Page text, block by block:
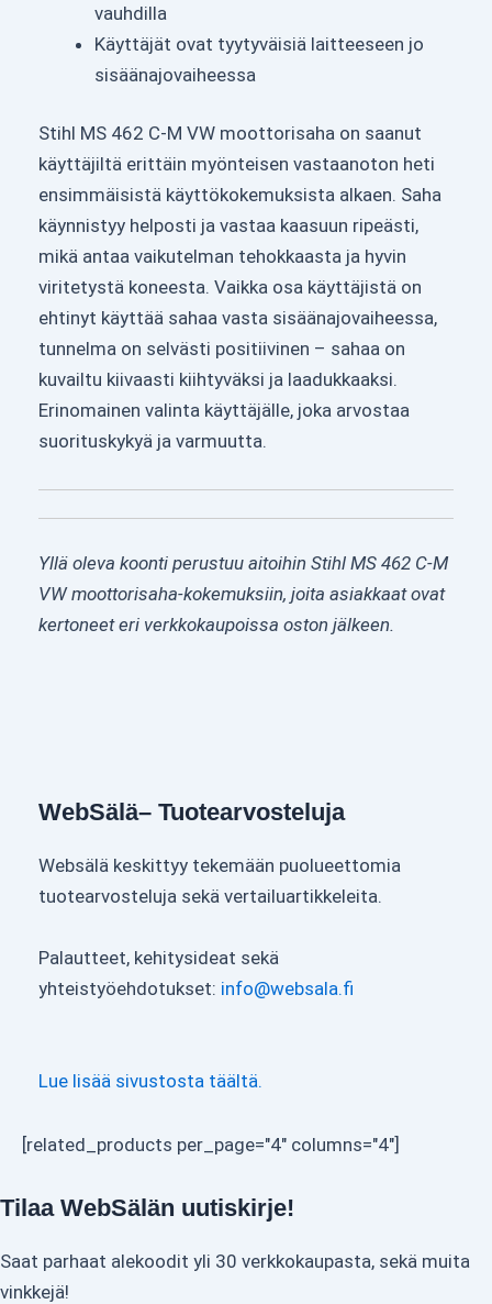
vauhdilla
Käyttäjät ovat tyytyväisiä laitteeseen jo
sisäänajovaiheessa
Stihl MS 462 C-M VW moottorisaha on saanut
käyttäjiltä erittäin myönteisen vastaanoton heti
ensimmäisistä käyttökokemuksista alkaen. Saha
käynnistyy helposti ja vastaa kaasuun ripeästi,
mikä antaa vaikutelman tehokkaasta ja hyvin
viritetystä koneesta. Vaikka osa käyttäjistä on
ehtinyt käyttää sahaa vasta sisäänajovaiheessa,
tunnelma on selvästi positiivinen – sahaa on
kuvailtu kiivaasti kiihtyväksi ja laadukkaaksi.
Erinomainen valinta käyttäjälle, joka arvostaa
suorituskykyä ja varmuutta.
Yllä oleva koonti perustuu aitoihin Stihl MS 462 C-M
VW moottorisaha-kokemuksiin, joita asiakkaat ovat
kertoneet eri verkkokaupoissa oston jälkeen.
WebSälä– Tuotearvosteluja
Websälä keskittyy tekemään puolueettomia
tuotearvosteluja sekä vertailuartikkeleita.
Palautteet, kehitysideat sekä
yhteistyöehdotukset: info@websala.fi
Lue lisää sivustosta täältä.
[related_products per_page="4" columns="4"]
Tilaa WebSälän uutiskirje!
Saat parhaat alekoodit yli 30 verkkokaupasta, sekä muita
vinkkejä!